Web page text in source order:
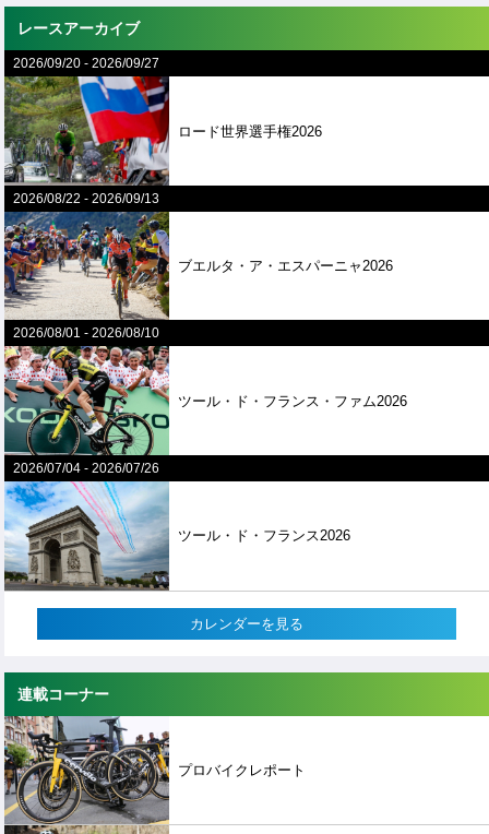
レースアーカイブ
2026/09/20 -2026/09/27
ロード世界選手権2026
2026/08/22 -2026/09/13
ブエルタ・ア・エスパーニャ2026
2026/08/01 -2026/08/10
ツール・ド・フランス・ファム2026
2026/07/04 -2026/07/26
ツール・ド・フランス2026
カレンダーを見る
連載コーナー
プロバイクレポート